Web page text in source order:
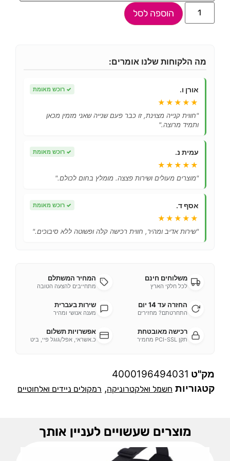
הוספה לסל
מה הלקוחות שלנו אומרים:
אורן ו. ✓ רוכש מאומת
★★★★★
"חווית קנייה מצוינת, זו כבר פעם שנייה שאני מזמין מכאן
ותמיד מרוצה."
עמית נ. ✓ רוכש מאומת
★★★★★
"מוצרים מעולים ושירות פצצה. מומלץ בחום לכולם."
אסף ד. ✓ רוכש מאומת
★★★★★
"שירות אדיב ומהיר, חווית רכישה קלה ופשוטה ללא סיבוכים."
משלוחים חינם
לכל חלקי הארץ
המחיר המשתלם
מתחייבים להצעה הטובה
החזרה עד 14 יום
התחרטתם? מחזירים
שירות בעברית
מענה אנושי ומהיר
רכישה מאובטחת
תקן PCI-SSL מחמיר
אפשרויות תשלום
כ.אשראי, אפל/גוגל פיי, ביט
מק"ט 4000196494031
קטגוריות חשמל ואלקטרוניקה, רמקולים ניידים ואלחוטיים
מוצרים שעשויים לעניין אותך